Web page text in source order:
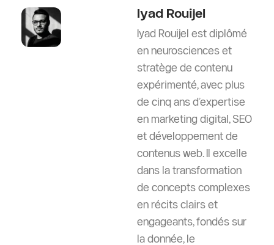
Iyad Rouijel
Iyad Rouijel est diplômé
en neurosciences et
stratège de contenu
expérimenté, avec plus
de cinq ans d’expertise
en marketing digital, SEO
et développement de
contenus web. Il excelle
dans la transformation
de concepts complexes
en récits clairs et
engageants, fondés sur
la donnée, le